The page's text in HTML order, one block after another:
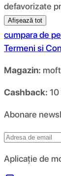
defavorizate
Afișează tot
cumpara de pe
Termeni si
Magazin:
Cashback: 10
Abonare
Aplicație de